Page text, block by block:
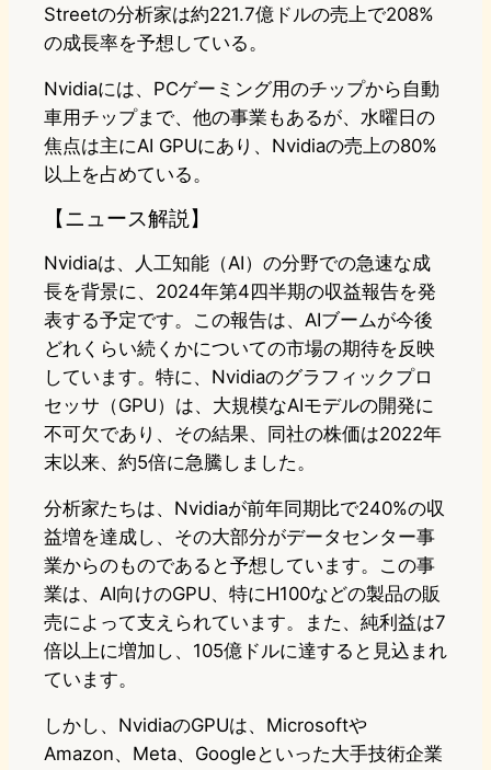
Streetの分析家は約221.7億ドルの売上で208%
の成長率を予想している。
Nvidiaには、PCゲーミング用のチップから自動
車用チップまで、他の事業もあるが、水曜日の
焦点は主にAI GPUにあり、Nvidiaの売上の80%
以上を占めている。
【ニュース解説】
Nvidiaは、人工知能（AI）の分野での急速な成
長を背景に、2024年第4四半期の収益報告を発
表する予定です。この報告は、AIブームが今後
どれくらい続くかについての市場の期待を反映
しています。特に、Nvidiaのグラフィックプロ
セッサ（GPU）は、大規模なAIモデルの開発に
不可欠であり、その結果、同社の株価は2022年
末以来、約5倍に急騰しました。
分析家たちは、Nvidiaが前年同期比で240%の収
益増を達成し、その大部分がデータセンター事
業からのものであると予想しています。この事
業は、AI向けのGPU、特にH100などの製品の販
売によって支えられています。また、純利益は7
倍以上に増加し、105億ドルに達すると見込まれ
ています。
しかし、NvidiaのGPUは、Microsoftや
Amazon、Meta、Googleといった大手技術企業